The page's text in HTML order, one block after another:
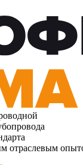
отраслевым